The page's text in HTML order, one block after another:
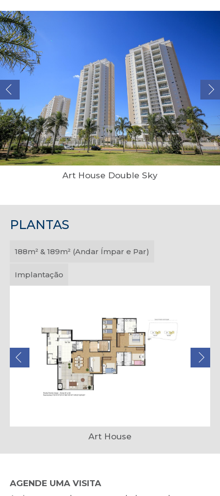
Art House Double Sky
PLANTAS
188m² & 189m² (Andar Ímpar e Par)
Implantação
Art House
AGENDE UMA VISITA